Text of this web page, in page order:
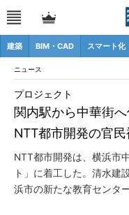
建築 BIM・CAD スマート化
ニュース
関内駅から中華街
NTT都市開発の官
プロジェクト
NTT都市開発は、横浜市
ト」に着工した。清水建
浜市の新たな教育センタ